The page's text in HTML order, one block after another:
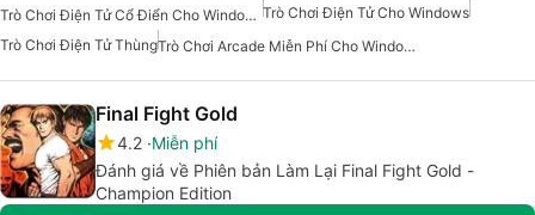
Trò Chơi Điện Tử Cổ Điển Cho Windows Trò Chơi Điện Tử Cho Windows
Trò Chơi Điện Tử Thùng
Trò Chơi Arcade Miễn Phí Cho Windows
Final Fight Gold
4.2 Miễn phí
Đánh giá về Phiên bản Làm Lại Final Fight Gold -
Champion Edition